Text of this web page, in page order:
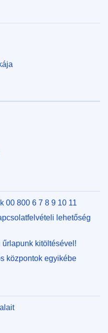
00 800 6 7 8 9 10 11
lehetőség
űrlapunk kitöltésével!
központok egyikébe